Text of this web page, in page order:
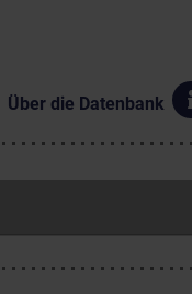
Über die Datenbank